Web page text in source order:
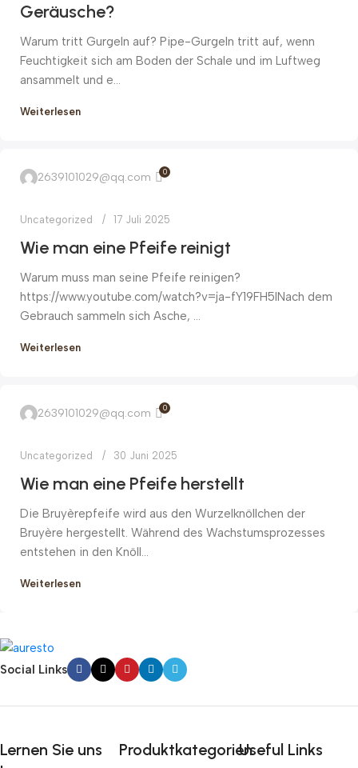
Geräusche?
Warum tritt Gurgeln auf? Pipe-Gurgeln tritt auf, wenn
Feuchtigkeit sich am Boden der Schale und im Luftweg
ansammelt und e...
Weiterlesen
2639101029@qq.com 0
Uncategorized 17 Juli 2025
Wie man eine Pfeife reinigt
Warum muss man seine Pfeife reinigen?
https://www.youtube.com/watch?v=ja-fY19FH5INach dem
Gebrauch sammeln sich Asche, ...
Weiterlesen
2639101029@qq.com 0
Uncategorized 30 Juni 2025
Wie man eine Pfeife herstellt
Die Bruyèrepfeife wird aus den Wurzelknöllchen der
Bruyère hergestellt. Während des Wachstumsprozesses
entstehen in den Knöll...
Weiterlesen
Social Links
Lernen Sie uns
ProduktkategorienUseful Links